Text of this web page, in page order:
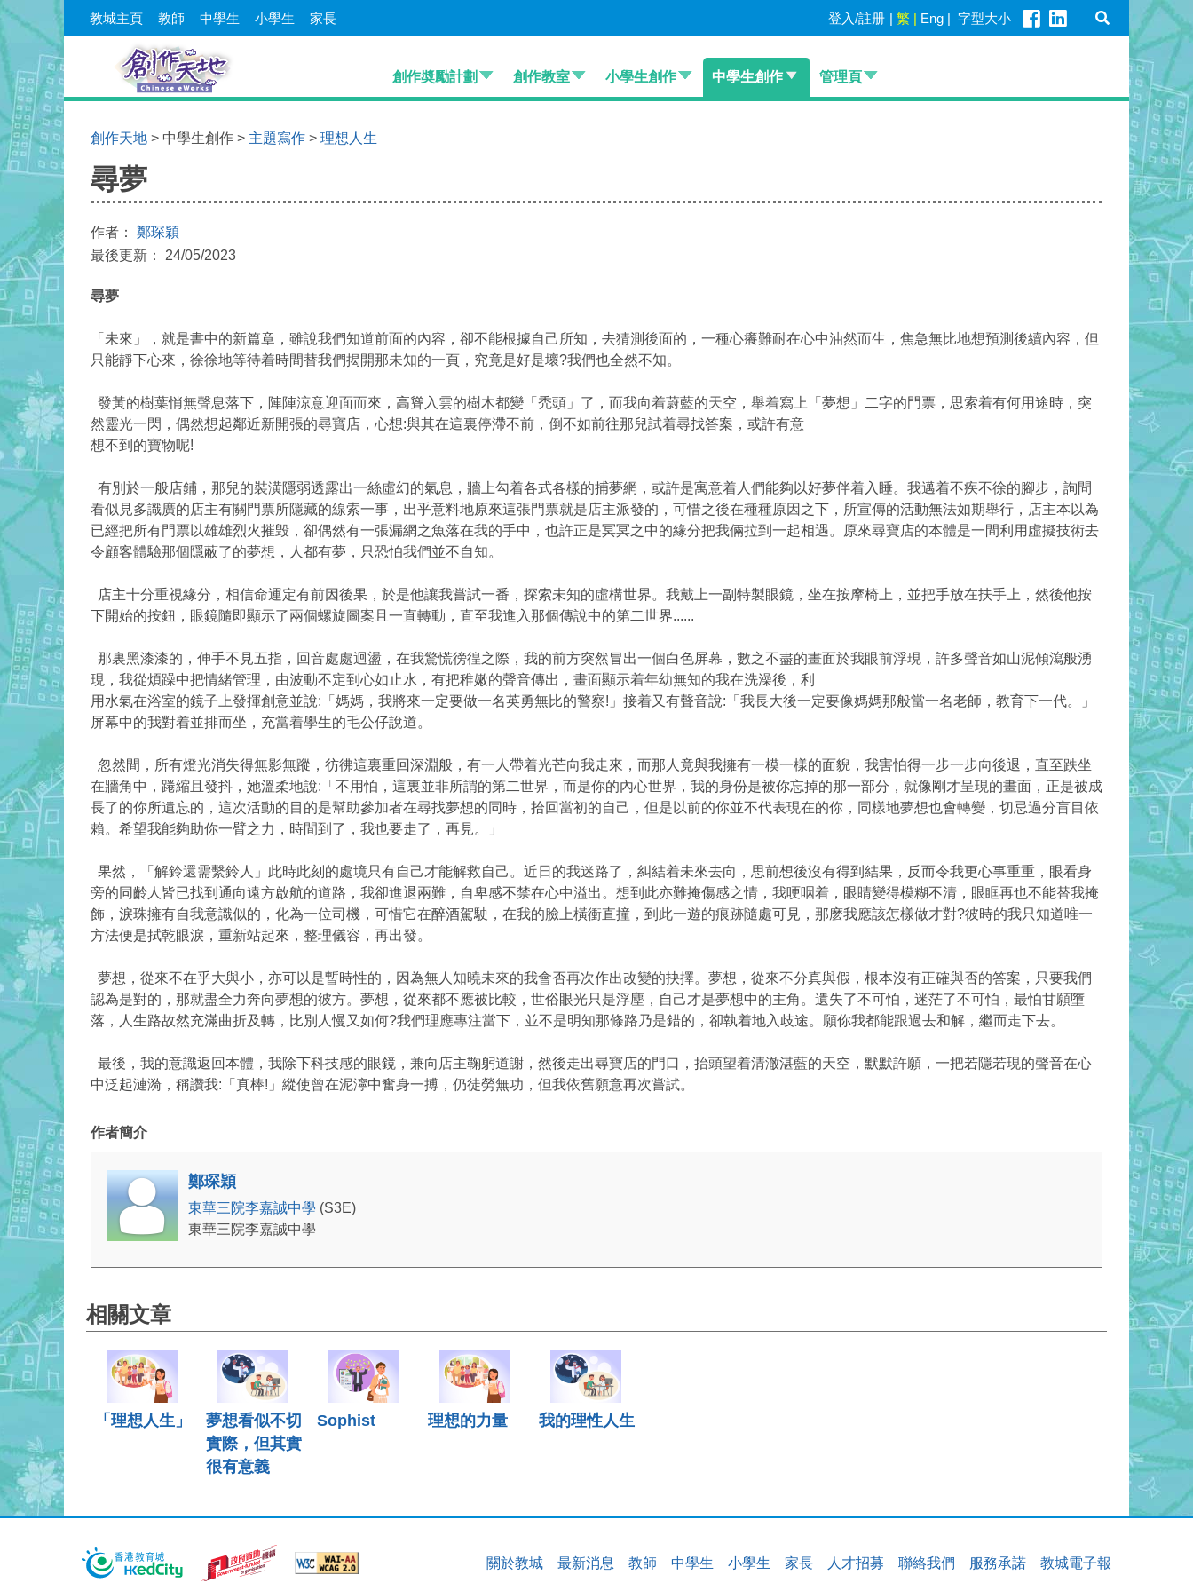
教城主頁 教師 中學生 小學生 家長 登入/註册 | 繁 | Eng | 字型大小
創作奬勵計劃 創作教室 小學生創作 中學生創作 管理頁
創作天地 > 中學生創作 > 主題寫作 > 理想人生
尋夢
作者： 鄭琛穎
最後更新： 24/05/2023
尋夢
「未來」，就是書中的新篇章，雖說我們知道前面的內容，卻不能根據自己所知，去猜測後面的，一種心癢難耐在心中油然而生，焦急無比地想預測後續內容，但
只能靜下心來，徐徐地等待着時間替我們揭開那未知的一頁，究竟是好是壞?我們也全然不知。
發黃的樹葉悄無聲息落下，陣陣涼意迎面而來，高聳入雲的樹木都變「禿頭」了，而我向着蔚藍的天空，舉着寫上「夢想」二字的門票，思索着有何用途時，突
然靈光一閃，偶然想起鄰近新開張的尋寶店，心想:與其在這裏停滯不前，倒不如前往那兒試着尋找答案，或許有意
想不到的寶物呢!
有別於一般店鋪，那兒的裝潢隱弱透露出一絲虛幻的氣息，牆上勾着各式各樣的捕夢網，或許是寓意着人們能夠以好夢伴着入睡。我邁着不疾不徐的腳步，詢問
看似見多識廣的店主有關門票所隱藏的線索一事，出乎意料地原來這張門票就是店主派發的，可惜之後在種種原因之下，所宣傳的活動無法如期舉行，店主本以為
已經把所有門票以雄雄烈火摧毁，卻偶然有一張漏網之魚落在我的手中，也許正是冥冥之中的緣分把我倆拉到一起相遇。原來尋寶店的本體是一間利用虛擬技術去
令顧客體驗那個隱蔽了的夢想，人都有夢，只恐怕我們並不自知。
店主十分重視緣分，相信命運定有前因後果，於是他讓我嘗試一番，探索未知的虛構世界。我戴上一副特製眼鏡，坐在按摩椅上，並把手放在扶手上，然後他按
下開始的按鈕，眼鏡隨即顯示了兩個螺旋圖案且一直轉動，直至我進入那個傳說中的第二世界......
那裏黑漆漆的，伸手不見五指，回音處處迴盪，在我驚慌徬徨之際，我的前方突然冒出一個白色屏幕，數之不盡的畫面於我眼前浮現，許多聲音如山泥傾瀉般湧
現，我從煩躁中把情緒管理，由波動不定到心如止水，有把稚嫩的聲音傳出，畫面顯示着年幼無知的我在洗澡後，利
用水氣在浴室的鏡子上發揮創意並說:「媽媽，我將來一定要做一名英勇無比的警察!」接着又有聲音說:「我長大後一定要像媽媽那般當一名老師，教育下一代。」
屏幕中的我對着並排而坐，充當着學生的毛公仔說道。
忽然間，所有燈光消失得無影無蹤，彷彿這裏重回深淵般，有一人帶着光芒向我走來，而那人竟與我擁有一模一樣的面貎，我害怕得一步一步向後退，直至跌坐
在牆角中，踡縮且發抖，她溫柔地說:「不用怕，這裏並非所謂的第二世界，而是你的內心世界，我的身份是被你忘掉的那一部分，就像剛才呈現的畫面，正是被成
長了的你所遺忘的，這次活動的目的是幫助參加者在尋找夢想的同時，拾回當初的自己，但是以前的你並不代表現在的你，同樣地夢想也會轉變，切忌過分盲目依
賴。希望我能夠助你一臂之力，時間到了，我也要走了，再見。」
果然，「解鈴還需繫鈴人」此時此刻的處境只有自己才能解救自己。近日的我迷路了，糾結着未來去向，思前想後沒有得到結果，反而令我更心事重重，眼看身
旁的同齡人皆已找到通向遠方啟航的道路，我卻進退兩難，自卑感不禁在心中溢出。想到此亦難掩傷感之情，我哽咽着，眼睛變得模糊不清，眼眶再也不能替我掩
飾，淚珠擁有自我意識似的，化為一位司機，可惜它在醉酒駕駛，在我的臉上橫衝直撞，到此一遊的痕跡隨處可見，那麽我應該怎樣做才對?彼時的我只知道唯一
方法便是拭乾眼淚，重新站起來，整理儀容，再出發。
夢想，從來不在乎大與小，亦可以是暫時性的，因為無人知曉未來的我會否再次作出改變的抉擇。夢想，從來不分真與假，根本沒有正確與否的答案，只要我們
認為是對的，那就盡全力奔向夢想的彼方。夢想，從來都不應被比較，世俗眼光只是浮塵，自己才是夢想中的主角。遺失了不可怕，迷茫了不可怕，最怕甘願墮
落，人生路故然充滿曲折及轉，比別人慢又如何?我們理應專注當下，並不是明知那條路乃是錯的，卻執着地入歧途。願你我都能跟過去和解，繼而走下去。
最後，我的意識返回本體，我除下科技感的眼鏡，兼向店主鞠躬道謝，然後走出尋寶店的門口，抬頭望着清澈湛藍的天空，默默許願，一把若隱若現的聲音在心
中泛起漣漪，稱讚我:「真棒!」縱使曾在泥濘中奮身一搏，仍徒勞無功，但我依舊願意再次嘗試。
作者簡介
鄭琛穎
東華三院李嘉誠中學 (S3E)
東華三院李嘉誠中學
相關文章
「理想人生」
夢想看似不切
實際，但其實
很有意義
Sophist 理想的力量 我的理性人生
關於教城 最新消息 教師 中學生 小學生 家長 人才招募 聯絡我們 服務承諾 教城電子報